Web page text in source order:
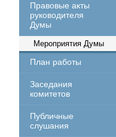
Правовые акты
руководителя
Думы
Мероприятия Думы
План работы
Заседания
комитетов
Публичные
слушания